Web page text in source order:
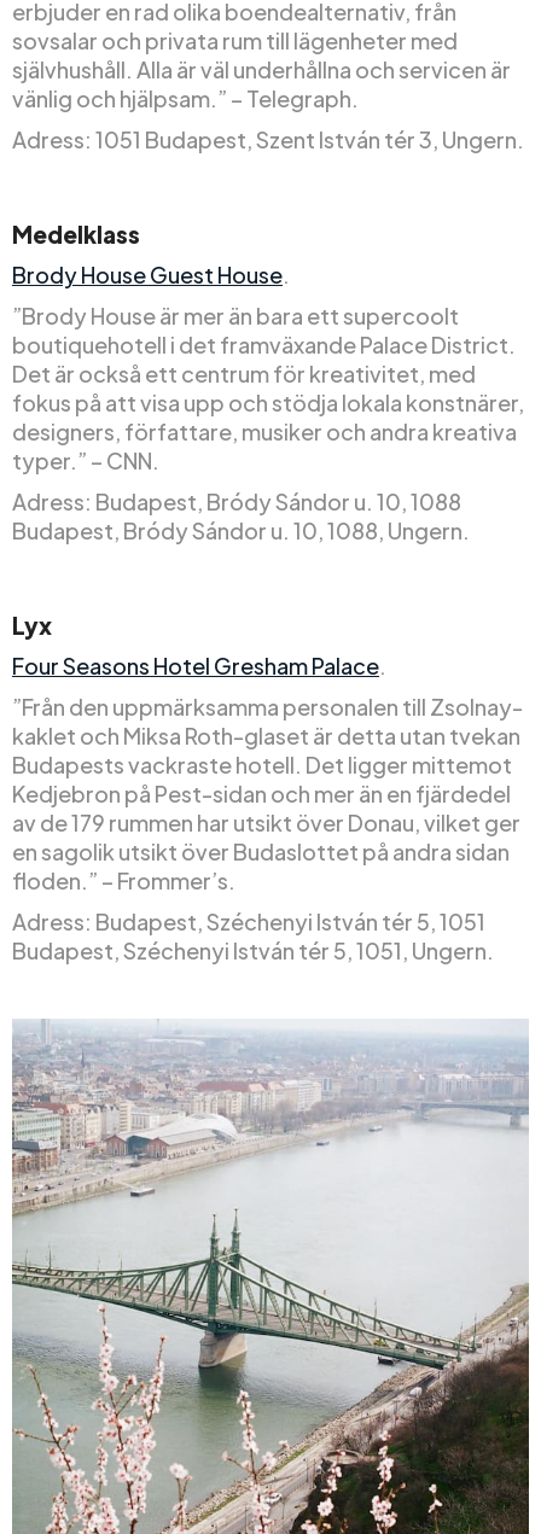
erbjuder en rad olika boendealternativ, från
sovsalar och privata rum till lägenheter med
självhushåll. Alla är väl underhållna och servicen är
vänlig och hjälpsam.” – Telegraph.
Adress: 1051 Budapest, Szent István tér 3, Ungern.
Medelklass
Brody House Guest House.
”Brody House är mer än bara ett supercoolt
boutiquehotell i det framväxande Palace District.
Det är också ett centrum för kreativitet, med
fokus på att visa upp och stödja lokala konstnärer,
designers, författare, musiker och andra kreativa
typer.” – CNN.
Adress: Budapest, Bródy Sándor u. 10, 1088
Budapest, Bródy Sándor u. 10, 1088, Ungern.
Lyx
Four Seasons Hotel Gresham Palace.
”Från den uppmärksamma personalen till Zsolnay-
kaklet och Miksa Roth-glaset är detta utan tvekan
Budapests vackraste hotell. Det ligger mittemot
Kedjebron på Pest-sidan och mer än en fjärdedel
av de 179 rummen har utsikt över Donau, vilket ger
en sagolik utsikt över Budaslottet på andra sidan
floden.” – Frommer’s.
Adress: Budapest, Széchenyi István tér 5, 1051
Budapest, Széchenyi István tér 5, 1051, Ungern.